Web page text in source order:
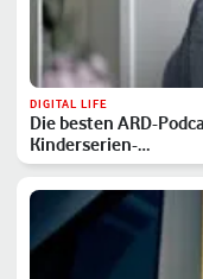
DIGITAL LIFE
Die besten ARD-
Kinderserien-…